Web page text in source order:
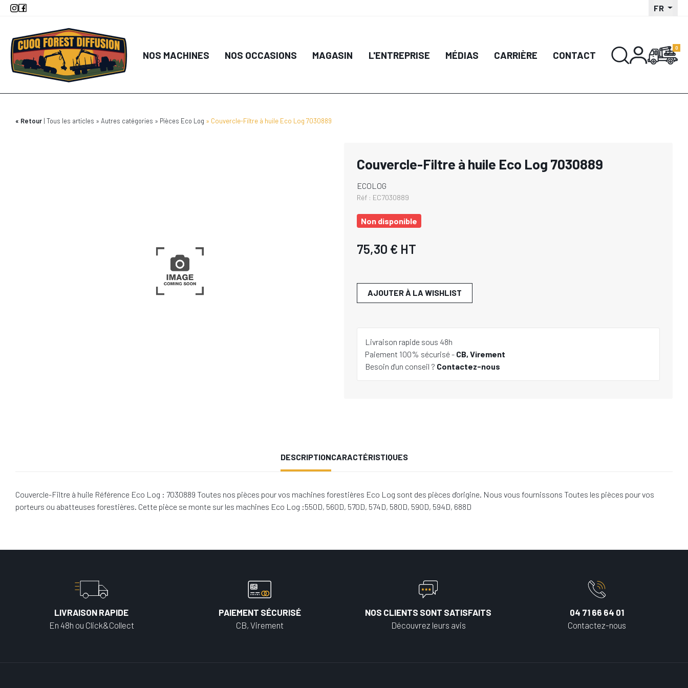
Aller
principal
FR
NOS MACHINES NOS OCCASIONS MAGASIN L'ENTREPRISE MÉDIAS CARRIÈRE CONTACT
Retour Tous les articles Autres catégories Pièces Eco Log Couvercle-Filtre à huile Eco Log 7030889
Couvercle-Filtre à huile Eco Log 7030889
ECOLOG
Réf : EC7030889
Non disponible
75,30 € HT
AJOUTER À LA WISHLIST
Livraison rapide sous 48h
Paiement 100% sécurisé - CB, Virement
Besoin d'un conseil ? Contactez-nous
DESCRIPTIONCARACTÉRISTIQUES
Couvercle-Filtre à huile Référence Eco Log : 7030889 Toutes nos pièces pour vos machines forestières Eco Log sont des pièces d'origine. Nous vous fournissons Toutes les pièces pour vos
porteurs ou abatteuses forestières. Cette pièce se monte sur les machines Eco Log :550D, 560D, 570D, 574D, 580D, 590D, 594D, 688D
LIVRAISON RAPIDE
En 48h ou Click&Collect
PAIEMENT SÉCURISÉ
CB, Virement
NOS CLIENTS SONT SATISFAITS
Découvrez leurs avis
04 71 66 64 01
Contactez-nous